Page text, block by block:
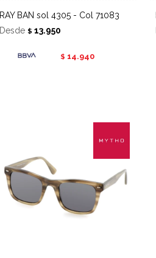
RAY BAN sol 4305 - Col 71083
Desde $ 13.950
$ 14.940